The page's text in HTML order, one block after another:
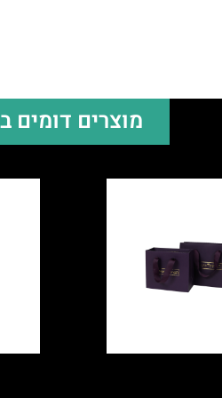
מוצרים דומים